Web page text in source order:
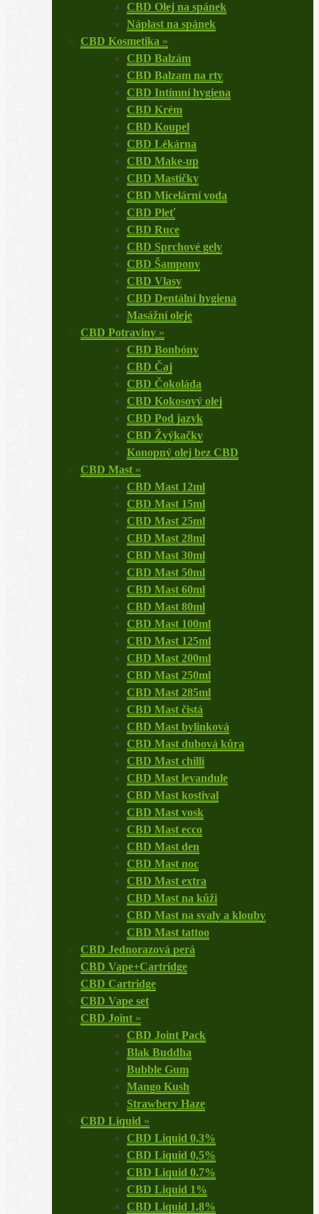
CBD Olej na spánek
Náplast na spánek
CBD Kosmetika »
CBD Balzám
CBD Balzam na rty
CBD Intímní hygiena
CBD Krém
CBD Koupel
CBD Lékárna
CBD Make-up
CBD Mastičky
CBD Micelární voda
CBD Pleť
CBD Ruce
CBD Sprchové gely
CBD Šampony
CBD Vlasy
CBD Dentální hygiena
Masážní oleje
CBD Potraviny »
CBD Bonbóny
CBD Čaj
CBD Čokoláda
CBD Kokosový olej
CBD Pod jazyk
CBD Žvýkačky
Konopný olej bez CBD
CBD Mast »
CBD Mast 12ml
CBD Mast 15ml
CBD Mast 25ml
CBD Mast 28ml
CBD Mast 30ml
CBD Mast 50ml
CBD Mast 60ml
CBD Mast 80ml
CBD Mast 100ml
CBD Mast 125ml
CBD Mast 200ml
CBD Mast 250ml
CBD Mast 285ml
CBD Mast čistá
CBD Mast bylinková
CBD Mast dubová kůra
CBD Mast chilli
CBD Mast levandule
CBD Mast kostival
CBD Mast vosk
CBD Mast ecco
CBD Mast den
CBD Mast noc
CBD Mast extra
CBD Mast na kůži
CBD Mast na svaly a klouby
CBD Mast tattoo
CBD Jednorazová perá
CBD Vape+Cartridge
CBD Cartridge
CBD Vape set
CBD Joint »
CBD Joint Pack
Blak Buddha
Bubble Gum
Mango Kush
Strawbery Haze
CBD Liquid »
CBD Liquid 0,3%
CBD Liquid 0,5%
CBD Liquid 0,7%
CBD Liquid 1%
CBD Liquid 1,8%